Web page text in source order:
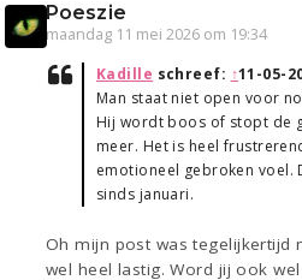
Poeszie
maandag 11 mei 2026 om 19:34
Kadille schreef: ↑11-05-
Man staat niet open voor
Hij wordt boos of stopt de
meer. Het is heel
emotioneel gebroken voel.
sinds januari.
Oh mijn post was tegelijkertijd
wel heel lastig. Word jij ook